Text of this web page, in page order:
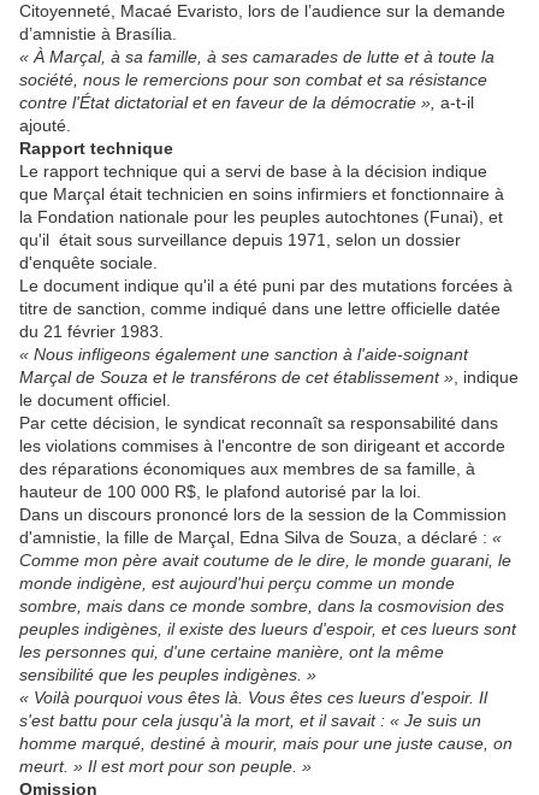
Citoyenneté, Macaé Evaristo, lors de l’audience sur la demande
d’amnistie à Brasília.
« À Marçal, à sa famille, à ses camarades de lutte et à toute la
société, nous le remercions pour son combat et sa résistance
contre l'État dictatorial et en faveur de la démocratie », a-t-il
ajouté.
Rapport technique
Le rapport technique qui a servi de base à la décision indique
que Marçal était technicien en soins infirmiers et fonctionnaire à
la Fondation nationale pour les peuples autochtones (Funai), et
qu'il était sous surveillance depuis 1971, selon un dossier
d'enquête sociale.
Le document indique qu'il a été puni par des mutations forcées à
titre de sanction, comme indiqué dans une lettre officielle datée
du 21 février 1983.
« Nous infligeons également une sanction à l'aide-soignant
Marçal de Souza et le transférons de cet établissement » , indique
le document officiel.
Par cette décision, le syndicat reconnaît sa responsabilité dans
les violations commises à l'encontre de son dirigeant et accorde
des réparations économiques aux membres de sa famille, à
hauteur de 100 000 R$, le plafond autorisé par la loi.
Dans un discours prononcé lors de la session de la Commission
d'amnistie, la fille de Marçal, Edna Silva de Souza, a déclaré : «
Comme mon père avait coutume de le dire, le monde guarani, le
monde indigène, est aujourd'hui perçu comme un monde
sombre, mais dans ce monde sombre, dans la cosmovision des
peuples indigènes, il existe des lueurs d'espoir, et ces lueurs sont
les personnes qui, d'une certaine manière, ont la même
sensibilité que les peuples indigènes. »
« Voilà pourquoi vous êtes là. Vous êtes ces lueurs d'espoir. Il
s'est battu pour cela jusqu'à la mort, et il savait : « Je suis un
homme marqué, destiné à mourir, mais pour une juste cause, on
meurt. » Il est mort pour son peuple. »
Omission